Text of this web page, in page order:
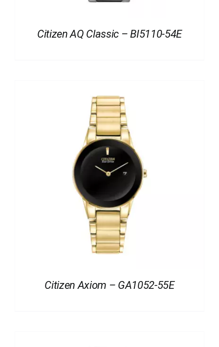
Citizen AQ Classic – BI5110-54E
Citizen Axiom – GA1052-55E